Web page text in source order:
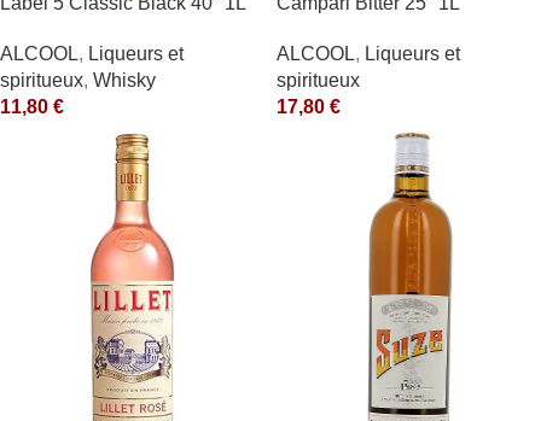
ALCOOL, Liqueurs et
spiritueux, Whisky
11,80 €
ALCOOL, Liqueurs et
spiritueux
17,80 €